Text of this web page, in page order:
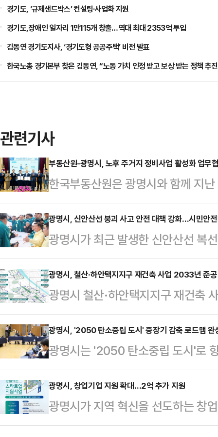
경기도, ‘규제샌드박스’ 컨설팅·사업화 지원
경기도,장애인 일자리 1만115개 창출…역대 최대 2353억 투입
김동연 경기도지사, ‘경기도형 공공주택’ 비전 발표
한국노총 경기본부 찾은 김동연, “노동 가치 인정 받고 보상 받는 정책 추
관련기사
부동산원-광명시, 노후 주거지 정비사업 활성화 업무
한국부동산원은 광명시와 함께 지
성화를 지원하기 위한 업무협약을
부동산원과 광명시 간 추진 중인 정
계를 구축해 양 기관의 협력과 소통
통해 부동산원에서는 ▲'미래도시
원센터(소:통:센터)'를 통한 정비
증 업무(추정분담금 검증, 관리처
사비 계약 사전 상담 ▲공사비…
광명시, 신안산선 붕괴 사고 안전 대책 강화…시민안
광명시가 최근 발생한 신안산선 복
해가 없도록 안전 대책을 강화한다.
사고가 발생한 신안산선 제5-2공
점검을 한다고 12일 밝혔다.이는 2
소하고 향후 추가 피해를 적극 예방
조치이다.또 공사 현장의 안전성을
‘시민안전대책위원회’를 구성할 방
구성되며, 전문가…
광명시, 철산·하안택지지구 재건축 사업 2033년 준
광명시 철산·하안택지지구 재건축
롭게 추진되고 있다.시는 노후 공동
지구단위계획을 선제적으로 수립
체계적으로 지원하고 있다고 9일
완료되면 기존 14개 단지 2만
대가 돼 약 7만9000명의 시민이
단지별 정비구역 지정, 2027년 사
2030년 공사 …
광명시, '2050 탄소중립 도시' 중장기 감축 로드맵 완
광명시는 '2050 탄소중립 도시'로
밝혔다.시는 2023년 8월부터 지난
성장 기본계획(이하 기본계획)’ 수
의 컨설팅과 지난 3월 28일 제1회
기본계획을 최종 수립했다.박승원
광명시, 창업기업 지원 확대…2억 추가 지원
광명시가 지역 혁신을 선도하는 창
업기업 지원을 확대한다.시는 올해